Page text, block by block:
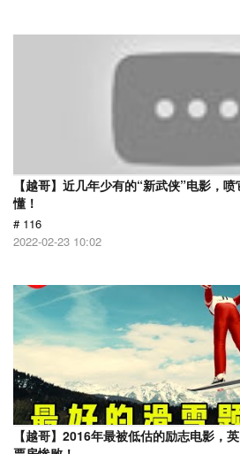
【越哥】近几年少有的“新武侠”电影，
懂！
# 116
2022-02-23 10:02
【越哥】2016年最被低估的励志电影，